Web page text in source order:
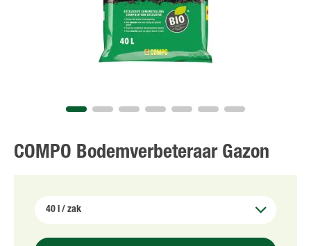
COMPO Bodemverbeteraar Gazon